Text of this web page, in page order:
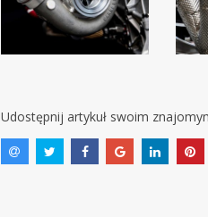
Udostępnij artykuł swoim